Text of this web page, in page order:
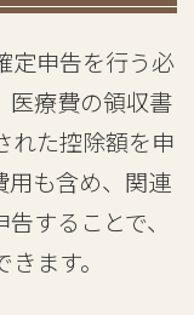
定申告を行う必
医療費の領収書
れた控除額を申
用も含め、関連
することで、
ます。